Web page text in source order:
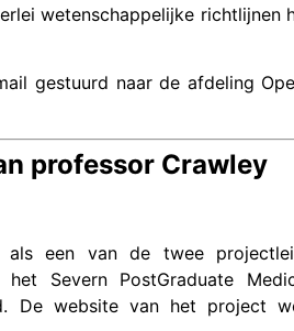
wetenschappelijke richtlijnen
gestuurd naar de afdeling
professor Crawley
een van de twee
Severn PostGraduate
De website van het project